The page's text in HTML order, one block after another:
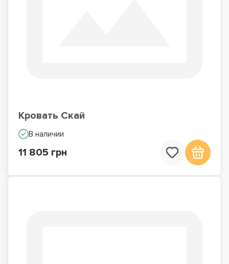
Кровать Скай
В наличии
11 805 грн